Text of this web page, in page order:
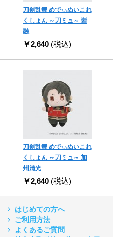
刀剣乱舞 めでぃぬいこれ
くしょん ～刀ミュ～ 岩
融
￥2,640 (税込)
刀剣乱舞 めでぃぬいこれ
くしょん ～刀ミュ～ 加
州清光
￥2,640 (税込)
はじめての方へ
ご利用方法
よくあるご質問